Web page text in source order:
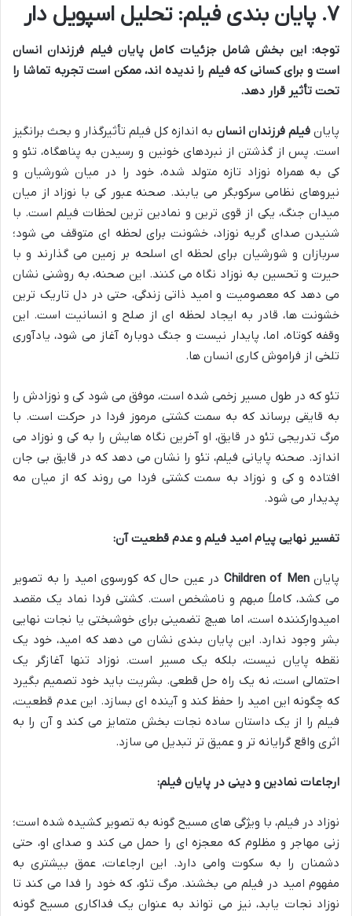
۷. پایان بندی فیلم: تحلیل اسپویل دار
توجه: این بخش شامل جزئیات کامل پایان فیلم فرزندان انسان
است و برای کسانی که فیلم را ندیده اند، ممکن است تجربه تماشا را
تحت تأثیر قرار دهد.
پایان فیلم فرزندان انسان به اندازه کل فیلم تأثیرگذار و بحث برانگیز
است. پس از گذشتن از نبردهای خونین و رسیدن به پناهگاه، تئو و
کی به همراه نوزاد تازه متولد شده، خود را در میان شورشیان و
نیروهای نظامی سرکوبگر می یابند. صحنه عبور کی با نوزاد از میان
میدان جنگ، یکی از قوی ترین و نمادین ترین لحظات فیلم است. با
شنیدن صدای گریه نوزاد، خشونت برای لحظه ای متوقف می شود؛
سربازان و شورشیان برای لحظه ای اسلحه بر زمین می گذارند و با
حیرت و تحسین به نوزاد نگاه می کنند. این صحنه، به روشنی نشان
می دهد که معصومیت و امید ذاتی زندگی، حتی در دل تاریک ترین
خشونت ها، قادر به ایجاد لحظه ای از صلح و انسانیت است. این
وقفه کوتاه، اما، پایدار نیست و جنگ دوباره آغاز می شود، یادآوری
تلخی از فراموش کاری انسان ها.
تئو که در طول مسیر زخمی شده است، موفق می شود کی و نوزادش را
به قایقی برساند که به سمت کشتی مرموز فردا در حرکت است. با
مرگ تدریجی تئو در قایق، او آخرین نگاه هایش را به کی و نوزاد می
اندازد. صحنه پایانی فیلم، تئو را نشان می دهد که در قایق بی جان
افتاده و کی و نوزاد به سمت کشتی فردا می روند که از میان مه
پدیدار می شود.
تفسیر نهایی پیام امید فیلم و عدم قطعیت آن:
پایانChildren of Men در عین حال که کورسوی امید را به تصویر
می کشد، کاملاً مبهم و نامشخص است. کشتی فردا نماد یک مقصد
امیدوارکننده است، اما هیچ تضمینی برای خوشبختی یا نجات نهایی
بشر وجود ندارد. این پایان بندی نشان می دهد که امید، خود یک
نقطه پایان نیست، بلکه یک مسیر است. نوزاد تنها آغازگر یک
احتمالی است، نه یک راه حل قطعی. بشریت باید خود تصمیم بگیرد
که چگونه این امید را حفظ کند و آینده ای بسازد. این عدم قطعیت،
فیلم را از یک داستان ساده نجات بخش متمایز می کند و آن را به
اثری واقع گرایانه تر و عمیق تر تبدیل می سازد.
ارجاعات نمادین و دینی در پایان فیلم:
نوزاد در فیلم، با ویژگی های مسیح گونه به تصویر کشیده شده است؛
زنی مهاجر و مظلوم که معجزه ای را حمل می کند و صدای او، حتی
دشمنان را به سکوت وامی دارد. این ارجاعات، عمق بیشتری به
مفهوم امید در فیلم می بخشند. مرگ تئو، که خود را فدا می کند تا
نوزاد نجات یابد، نیز می تواند به عنوان یک فداکاری مسیح گونه